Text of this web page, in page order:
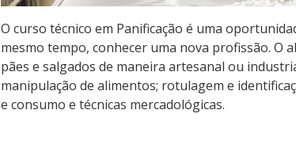
O curso técnico em Panificação é uma
mesmo tempo, conhecer uma nova profissão. O
pães e salgados de maneira artesanal ou
manipulação de alimentos; rotulagem e
e consumo e técnicas mercadológicas.